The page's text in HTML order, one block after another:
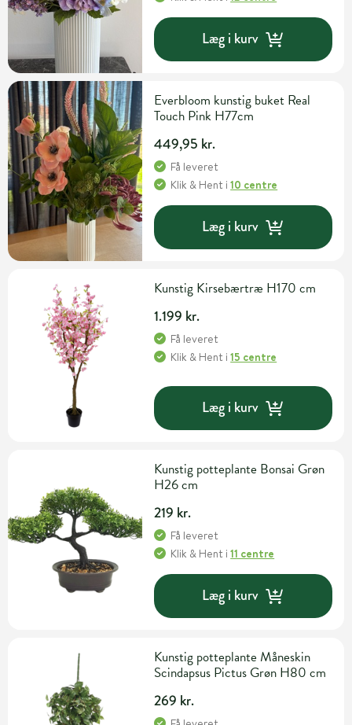
Læg i kurv
Everbloom kunstig buket Real
Touch Pink H77cm
449,95 kr.
Få leveret
Klik & Hent i10 centre
Læg i kurv
Kunstig Kirsebærtræ H170 cm
1.199 kr.
Få leveret
Klik & Hent i15 centre
Læg i kurv
Kunstig potteplante Bonsai Grøn
H26 cm
219 kr.
Få leveret
Klik & Hent i11 centre
Læg i kurv
Kunstig potteplante Måneskin
Scindapsus Pictus Grøn H80 cm
269 kr.